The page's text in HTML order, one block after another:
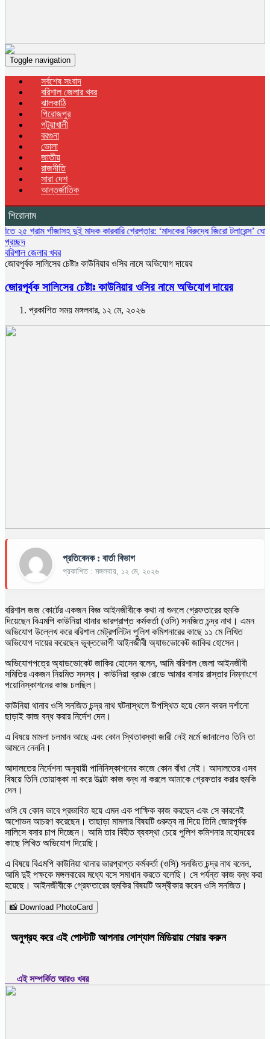
Toggle navigation
সর্বশেষ সংবাদ
বরিশাল জেলার খবর
ঝালকাঠি
পিরোজপুর
পটুয়াখালী
বরগুনা
ভোলা
জাতীয়
রাজনীতি
সারা দেশ
আন্তর্জাতিক
শিরোনাম
গাঁজাসহ দুই মাদক কারবারি গ্রেপ্তার: ‘মাদকের বিরুদ্ধে জিরো টলারেন্স’ ঘোষণা ওসির
প্রচ্ছদ
বরিশাল জেলার খবর
জোরপূর্বক সালিসের চেষ্টাঃ কাউনিয়ার ওসির নামে অভিযোগ দায়ের
জোরপূর্বক সালিসের চেষ্টাঃ কাউনিয়ার ওসির নামে অভিযোগ দায়ের
প্রকাশিত সময় মঙ্গলবার, ১২ মে, ২০২৬
প্রতিবেদক : বার্তা বিভাগ
প্রকাশিত : মঙ্গলবার, ১২ মে, ২০২৬
বরিশাল জজ কোর্টের একজন বিজ্ঞ আইনজীবীকে কথা না শুনলে গ্রেফতারের হুমকি
দিয়েছেন বিএমপি কাউনিয়া থানার ভারপ্রাপ্ত কর্মকর্তা (ওসি) সনজিত চন্দ্র নাথ। এমন
অভিযোগ উল্লেখ করে বরিশাল মেট্রপলিটন পুলিশ কমিশনারের কাছে ১১ মে লিখিত
অভিযোগ দায়ের করেছেন ভুক্তভোগী আইনজীবী অ্যাডভোকেট জাকির হোসেন।
অভিযোগপত্রে অ্যাডভোকেট জাকির হোসেন বলেন, আমি বরিশাল জেলা আইনজীবী
সমিতির একজন নিয়মিত সদস্য। কাউনিয়া ব্রাঞ্চ রোডে আমার বাসায় রাস্তার নিম্নাংশে
পয়োনিস্কাশনের কাজ চলছিল।
কাউনিয়া থানার ওসি সনজিত চন্দ্র নাথ ঘটনাস্থলে উপস্থিত হয়ে কোন কারন দর্শানো
ছাড়াই কাজ বন্ধ করার নির্দেশ দেন।
এ বিষয়ে মামলা চলমান আছে এবং কোন স্থিতাবস্থা জারী নেই মর্মে জানালেও তিনি তা
আমলে নেননি।
আদালতের নির্দেশনা অনুযায়ী পানিনিস্কাশনের কাজে কোন বাঁধা নেই। আদালতের এসব
বিষয়ে তিনি তোয়াক্কা না করে উল্টো কাজ বন্ধ না করলে আমাকে গ্রেফতার করার হুমকি
দেন।
ওসি যে কোন ভাবে প্রভাবিত হয়ে এমন এক পাক্ষিক কাজ করছেন এবং সে কারনেই
অশোভন আচরণ করেছেন। তাছাড়া মামলার বিষয়টি গুরুত্ব না দিয়ে তিনি জোরপূর্বক
সালিসে বসার চাপ দিচ্ছেন। আমি তার বিহীত ব্যবস্থা চেয়ে পুলিশ কমিশনার মহোদয়ের
কাছে লিখিত অভিযোগ দিয়েছি।
এ বিষয়ে বিএমপি কাউনিয়া থানার ভারপ্রাপ্ত কর্মকর্তা (ওসি) সনজিত চন্দ্র নাথ বলেন,
আমি দুই পক্ষকে মঙ্গলবারের মধ্যে বসে সমাধান করতে বলেছি। সে পর্যন্ত কাজ বন্ধ করা
হয়েছে। আইনজীবীকে গ্রেফতারের হুমকির বিষয়টি অস্বীকার করেন ওসি সনজিত।
📸 Download PhotoCard
অনুগ্রহ করে এই পোস্টটি আপনার সোশ্যাল মিডিয়ায় শেয়ার করুন
এই সম্পর্কিত আরও খবর